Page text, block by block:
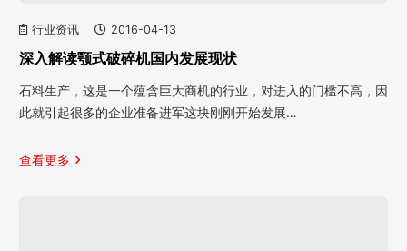
行业资讯 2016-04-13
深入解读颚式破碎机国内发展现状
石料生产，这是一个蕴含巨大商机的行业，对进入的门槛不高，因
此就引起很多的企业准备进军这块刚刚开始发展…
查看更多